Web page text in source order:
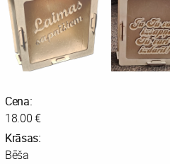
Cena:
18.00 €
Krāsas:
Bēša